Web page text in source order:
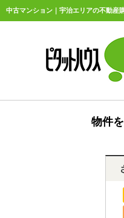
中古マンション｜宇治エリアの不動産
物件